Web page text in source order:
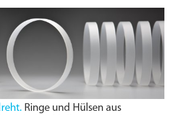
Ringe und Hülsen aus